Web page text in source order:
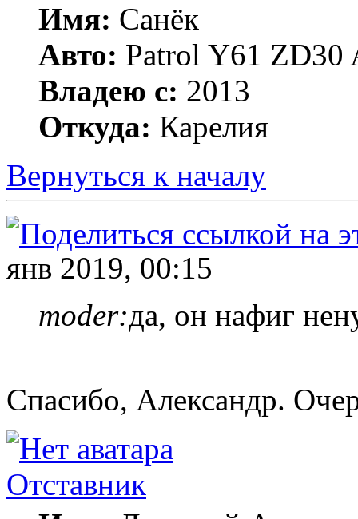
Имя: Санёк
Авто: Patrol Y61 ZD30
Владею с: 2013
Откуда: Карелия
Вернуться к началу
янв 2019, 00:15
moder:да, он нафиг
Спасибо, Александр.
Отставник